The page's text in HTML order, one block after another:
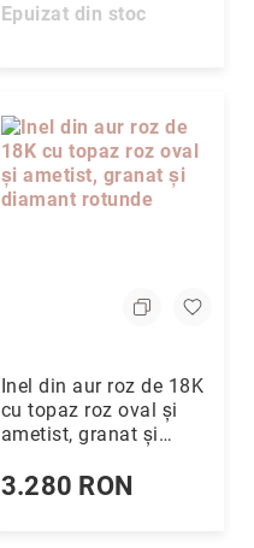
rotunde
Epuizat din stoc
Inel din aur roz de 18K
cu topaz roz oval și
ametist, granat și
3.280 RON